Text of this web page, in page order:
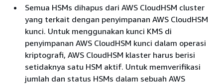
Semua HSMs dihapus dari AWS CloudHSM cluster
yang terkait dengan penyimpanan AWS CloudHSM
kunci. Untuk menggunakan kunci KMS di
penyimpanan AWS CloudHSM kunci dalam operasi
kriptografi, AWS CloudHSM klaster harus berisi
setidaknya satu HSM aktif. Untuk memverifikasi
jumlah dan status HSMs dalam sebuah AWS